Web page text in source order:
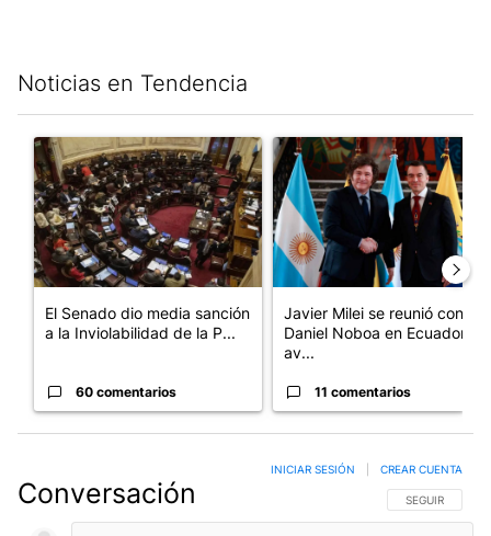
Noticias en Tendencia
Un artículo de tendencia con el título "El Senado dio media
El Senado dio media sanción
a la Inviolabilidad de la P...
60 comentarios
Un artículo de tendencia con
Javier Milei se reunió con
Daniel Noboa en Ecuador y
av...
11 comentarios
Conversación SIGA ESTA
SEGUIR
INICIAR SESIÓN CREAR CUENTA